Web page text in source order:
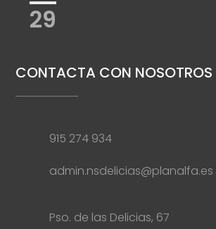
29
CONTACTA CON NOSOTROS
915 274 934
admin.nsdelicias@planalfa.es
Pso. de las Delicias, 67